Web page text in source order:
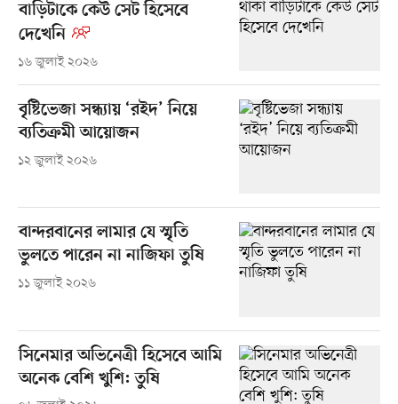
বাড়িটাকে কেউ সেট হিসেবে
দেখেনি
১৬ জুলাই ২০২৬
বৃষ্টিভেজা সন্ধ্যায় ‘রইদ’ নিয়ে
ব্যতিক্রমী আয়োজন
১২ জুলাই ২০২৬
বান্দরবানের লামার যে স্মৃতি
ভুলতে পারেন না নাজিফা তুষি
১১ জুলাই ২০২৬
সিনেমার অভিনেত্রী হিসেবে আমি
অনেক বেশি খুশি: তুষি